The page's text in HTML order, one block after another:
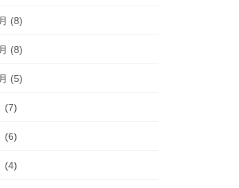
(8)
(8)
(5)
(7)
(6)
(4)